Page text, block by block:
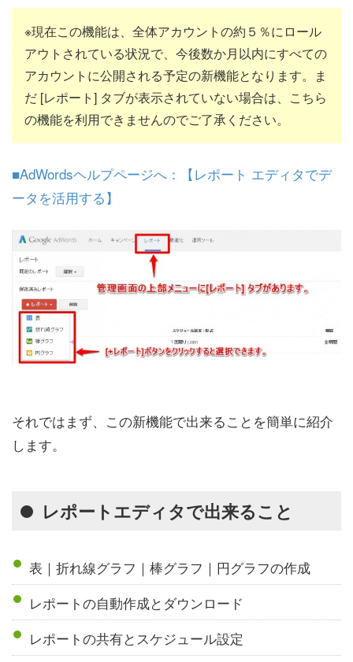
※現在この機能は、全体アカウントの約５％にロール
アウトされている状況で、今後数か月以内にすべての
アカウントに公開される予定の新機能となります。ま
だ [レポート] タブが表示されていない場合は、こちら
の機能を利用できませんのでご了承ください。
■AdWordsヘルプページへ：【レポート エディタでデ
ータを活用する】
それではまず、この新機能で出来ることを簡単に紹介
します。
レポートエディタで出来ること
表｜折れ線グラフ｜棒グラフ｜円グラフの作成
レポートの自動作成とダウンロード
レポートの共有とスケジュール設定